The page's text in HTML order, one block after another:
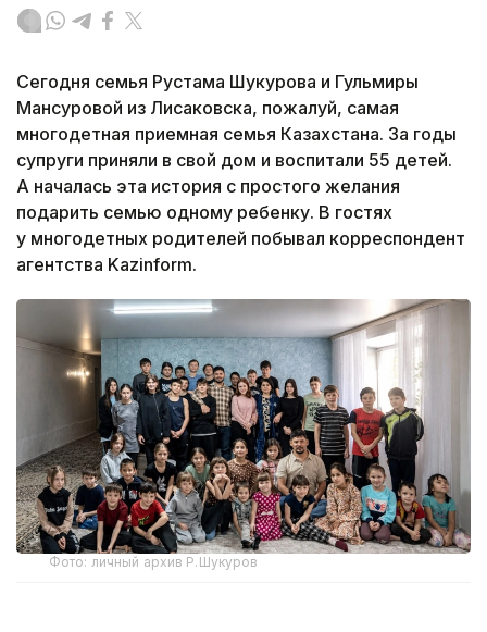
Сегодня семья Рустама Шукурова и Гульмиры
Мансуровой из Лисаковска, пожалуй, самая
многодетная приемная семья Казахстана. За годы
супруги приняли в свой дом и воспитали 55 детей.
А началась эта история с простого желания
подарить семью одному ребенку. В гостях
у многодетных родителей побывал корреспондент
агентства Kazinform.
Фото: личный архив Р.Шукуров